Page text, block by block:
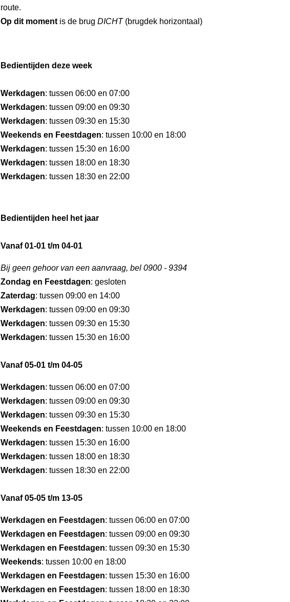
route.
Op dit moment is de brug DICHT(brugdek horizontaal)
Bedientijden deze week
Werkdagen: tussen 06:00 en 07:00
Werkdagen: tussen 09:00 en 09:30
Werkdagen: tussen 09:30 en 15:30
Weekends en Feestdagen: tussen 10:00 en 18:00
Werkdagen: tussen 15:30 en 16:00
Werkdagen: tussen 18:00 en 18:30
Werkdagen: tussen 18:30 en 22:00
Bedientijden heel het jaar
Vanaf 01-01 t/m 04-01
Bij geen gehoor van een aanvraag, bel 0900 - 9394
Zondag en Feestdagen: gesloten
Zaterdag: tussen 09:00 en 14:00
Werkdagen: tussen 09:00 en 09:30
Werkdagen: tussen 09:30 en 15:30
Werkdagen: tussen 15:30 en 16:00
Vanaf 05-01 t/m 04-05
Werkdagen: tussen 06:00 en 07:00
Werkdagen: tussen 09:00 en 09:30
Werkdagen: tussen 09:30 en 15:30
Weekends en Feestdagen: tussen 10:00 en 18:00
Werkdagen: tussen 15:30 en 16:00
Werkdagen: tussen 18:00 en 18:30
Werkdagen: tussen 18:30 en 22:00
Vanaf 05-05 t/m 13-05
Werkdagen en Feestdagen: tussen 06:00 en 07:00
Werkdagen en Feestdagen: tussen 09:00 en 09:30
Werkdagen en Feestdagen: tussen 09:30 en 15:30
Weekends: tussen 10:00 en 18:00
Werkdagen en Feestdagen: tussen 15:30 en 16:00
Werkdagen en Feestdagen: tussen 18:00 en 18:30